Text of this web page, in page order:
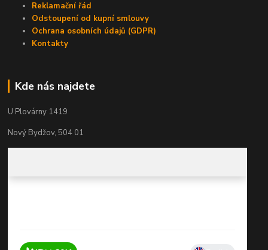
Reklamační řád
Odstoupení od kupní smlouvy
Ochrana osobních údajů (GDPR)
Kontakty
Kde nás najdete
U Plovárny 1419
Nový Bydžov, 504 01